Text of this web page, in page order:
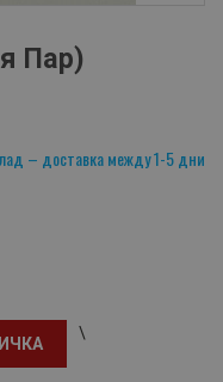
Пар)
– доставка между 1-5 дни
\